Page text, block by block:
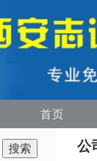
首页
公